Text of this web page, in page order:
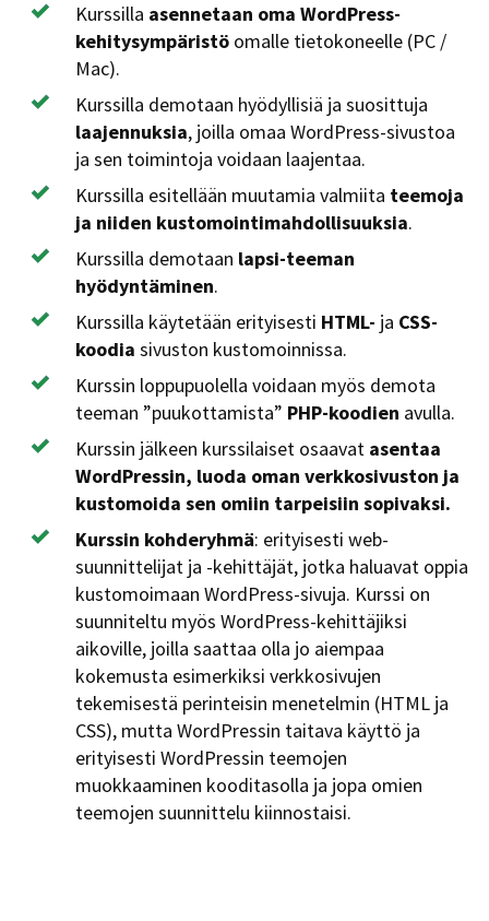
Kurssilla asennetaan oma WordPress-
kehitysympäristö omalle tietokoneelle (PC /
Mac).
Kurssilla demotaan hyödyllisiä ja suosittuja
laajennuksia, joilla omaa WordPress-sivustoa
ja sen toimintoja voidaan laajentaa.
Kurssilla esitellään muutamia valmiita teemoja
ja niiden kustomointimahdollisuuksia.
Kurssilla demotaan lapsi-teeman
hyödyntäminen.
Kurssilla käytetään erityisesti HTML- ja CSS-
koodia sivuston kustomoinnissa.
Kurssin loppupuolella voidaan myös demota
teeman ”puukottamista” PHP-koodien avulla.
Kurssin jälkeen kurssilaiset osaavat asentaa
WordPressin, luoda oman verkkosivuston ja
kustomoida sen omiin tarpeisiin sopivaksi.
Kurssin kohderyhmä: erityisesti web-
suunnittelijat ja -kehittäjät, jotka haluavat oppia
kustomoimaan WordPress-sivuja. Kurssi on
suunniteltu myös WordPress-kehittäjiksi
aikoville, joilla saattaa olla jo aiempaa
kokemusta esimerkiksi verkkosivujen
tekemisestä perinteisin menetelmin (HTML ja
CSS), mutta WordPressin taitava käyttö ja
erityisesti WordPressin teemojen
muokkaaminen kooditasolla ja jopa omien
teemojen suunnittelu kiinnostaisi.